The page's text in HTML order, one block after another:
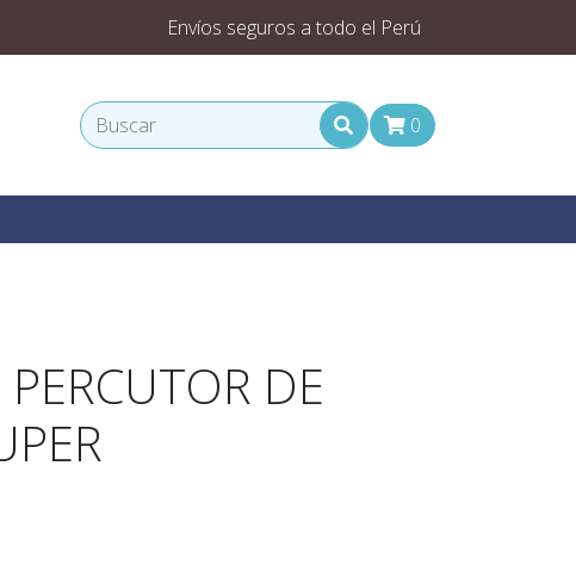
Envíos seguros a todo el Perú
0
DE